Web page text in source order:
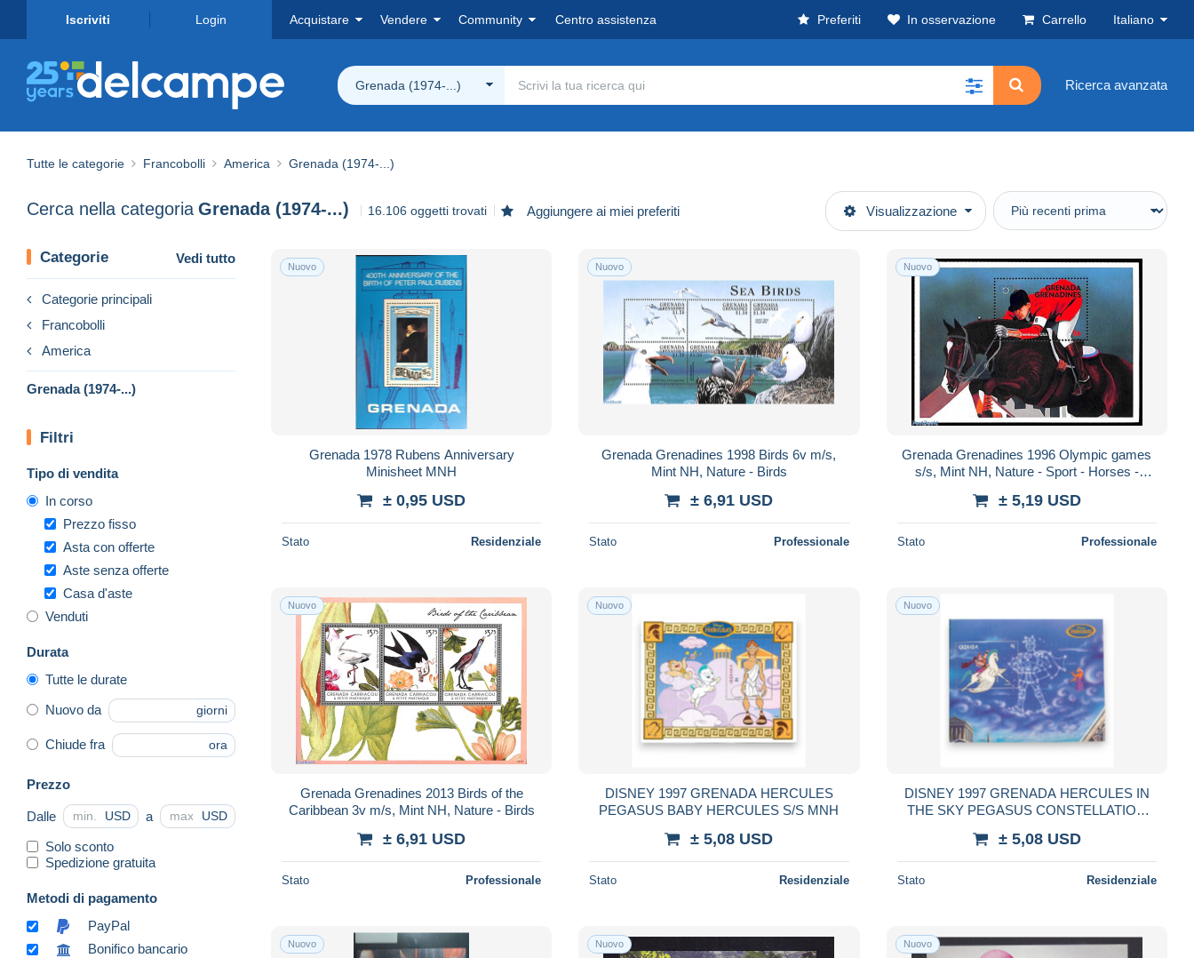
Iscriviti Login Acquistare Vendere Community Centro assistenza Preferiti In osservazione Carrello Italiano
Grenada (1974-...) Ricerca avanzata
Tutte le categorie Francobolli America Grenada (1974-...)
Cerca nella categoria Grenada (1974-...) 16.106 oggetti trovati Aggiungere ai miei preferiti Visualizzazione
Categorie Vedi tutto
Categorie principali
Francobolli
America
Grenada (1974-...)
Filtri
Tipo di vendita
In corso
Prezzo fisso
Asta con offerte
Aste senza offerte
Casa d'aste
Venduti
Durata
Tutte le durate
Nuovo da giorni
Chiude fra ora
Prezzo
Dalle USD a USD
Solo sconto
Spedizione gratuita
Metodi di pagamento
PayPal
Bonifico bancario
Nuovo
Grenada 1978 Rubens Anniversary
Minisheet MNH
± 0,95 USD
Stato Residenziale
Nuovo
Grenada Grenadines 1998 Birds 6v m/s,
Mint NH, Nature - Birds
± 6,91 USD
Stato Professionale
Nuovo
Grenada Grenadines 1996 Olympic games
s/s, Mint NH, Nature - Sport - Horses -
± 5,19 USD
Stato Professionale
Nuovo
Grenada Grenadines 2013 Birds of the
Caribbean 3v m/s, Mint NH, Nature - Birds
± 6,91 USD
Stato Professionale
Nuovo
DISNEY 1997 GRENADA HERCULES
PEGASUS BABY HERCULES S/S MNH
± 5,08 USD
Stato Residenziale
Nuovo
DISNEY 1997 GRENADA HERCULES IN
THE SKY PEGASUS CONSTELLATION
± 5,08 USD
Stato Residenziale
Nuovo Nuovo Nuovo